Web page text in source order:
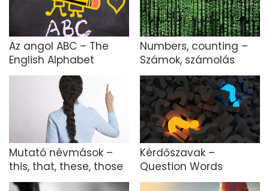
Az angol ABC – The
English Alphabet
Numbers, counting –
Számok, számolás
Mutató névmások –
this, that, these, those
Kérdőszavak –
Question Words